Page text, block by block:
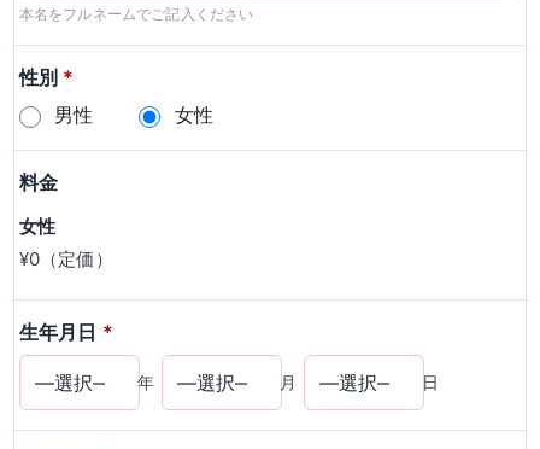
本名をフルネームでご記入ください
性別 *
男性
女性
料金
女性
¥0（定価）
生年月日 *
年 月 日